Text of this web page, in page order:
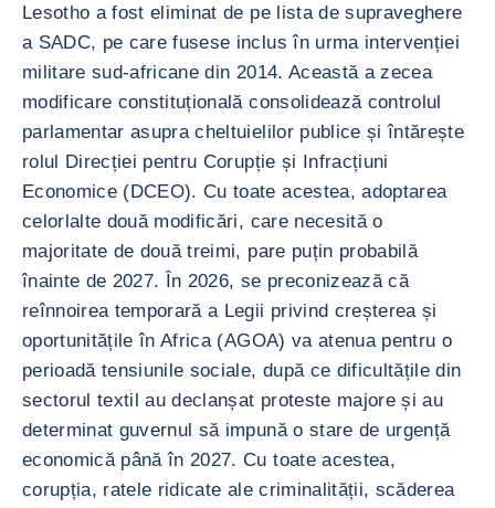
Lesotho a fost eliminat de pe lista de supraveghere
a SADC, pe care fusese inclus în urma intervenției
militare sud-africane din 2014. Această a zecea
modificare constituțională consolidează controlul
parlamentar asupra cheltuielilor publice și întărește
rolul Direcției pentru Corupție și Infracțiuni
Economice (DCEO). Cu toate acestea, adoptarea
celorlalte două modificări, care necesită o
majoritate de două treimi, pare puțin probabilă
înainte de 2027. În 2026, se preconizează că
reînnoirea temporară a Legii privind creșterea și
oportunitățile în Africa (AGOA) va atenua pentru o
perioadă tensiunile sociale, după ce dificultățile din
sectorul textil au declanșat proteste majore și au
determinat guvernul să impună o stare de urgență
economică până în 2027. Cu toate acestea,
corupția, ratele ridicate ale criminalității, scăderea